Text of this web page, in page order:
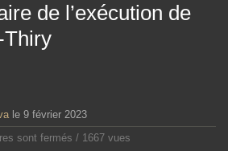
de l’exécution de
Thiry
le 9 février 2023
sont fermés / 1667 vues